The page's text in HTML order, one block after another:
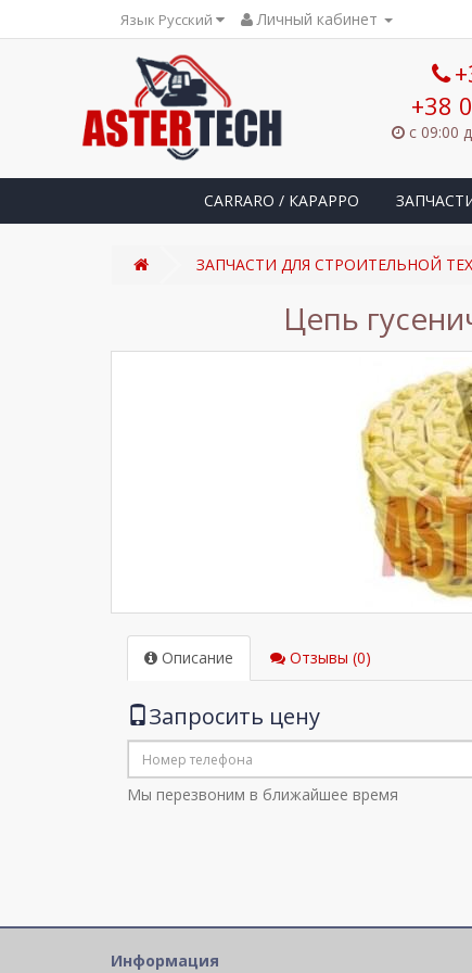
Язык Русский Личный кабинет
+38
с 09:00
CARRARO / КАРАРРО
ЗАПЧАСТИ ДЛЯ СТРОИТЕЛЬНОЙ
Цепь
Описание Отзывы (0)
Запросить цену
Мы перезвоним в ближайшее время
Информация